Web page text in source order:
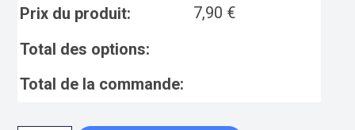
Prix du produit: 7,90 €
Total des options:
Total de la commande: